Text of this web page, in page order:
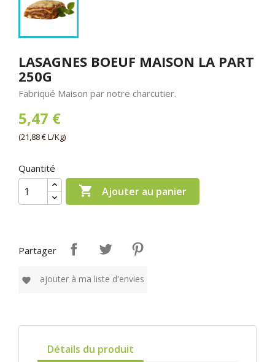
LASAGNES BOEUF MAISON LA PART
250G
Fabriqué Maison par notre charcutier.
5,47 €
(21,88 € L/Kg)
Quantité
 Ajouter au panier
Partager
favorite ajouter à ma liste d'envies
Détails du produit